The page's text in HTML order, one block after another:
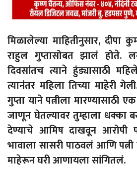
मिळालेल्या माहितीनुसार, दीपा
राहुल गुप्तासोबत झालं होते.
दिवसांतच त्याने हुंड्यासाठी
त्यानंतर महिला तिच्या माहेरी
गुप्ता याने पत्नीला मारण्यासाठी
जाणून घेतल्यावर तुम्हाला धक्का
देण्याचे आमिष दाखवून आरोपी
भावाला सासरी पाठवलं आणि पत्नी
माहेरून घरी आणायला सांगितलं.